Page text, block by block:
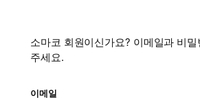
소마코 회원이신가요? 이메일과 비밀
주세요.
이메일